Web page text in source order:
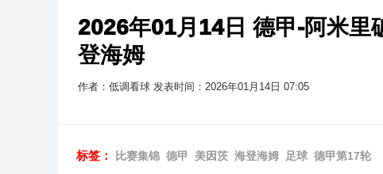
2026年01月14日 德甲-阿米里
登海姆
作者：低调看球 发表时间：2026年01月14日 07:05
标签： 比赛集锦 德甲 美因茨 海登海姆 足球 德甲第17轮